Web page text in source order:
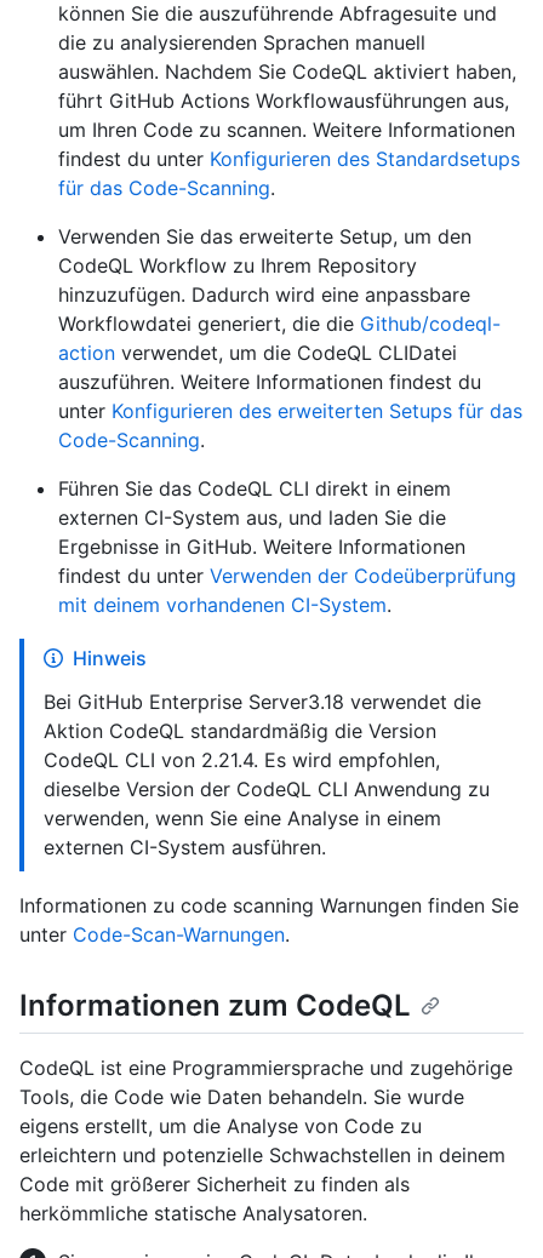
können Sie die auszuführende Abfragesuite und
die zu analysierenden Sprachen manuell
auswählen. Nachdem Sie CodeQL aktiviert haben,
führt GitHub Actions Workflowausführungen aus,
um Ihren Code zu scannen. Weitere Informationen
findest du unter Konfigurieren des Standardsetups
für das Code-Scanning.
Verwenden Sie das erweiterte Setup, um den
CodeQL Workflow zu Ihrem Repository
hinzuzufügen. Dadurch wird eine anpassbare
Workflowdatei generiert, die die Github/codeql-
action verwendet, um die CodeQL CLIDatei
auszuführen. Weitere Informationen findest du
unter Konfigurieren des erweiterten Setups für das
Code-Scanning.
Führen Sie das CodeQL CLI direkt in einem
externen CI-System aus, und laden Sie die
Ergebnisse in GitHub. Weitere Informationen
findest du unter Verwenden der Codeüberprüfung
mit deinem vorhandenen CI-System.
Hinweis
Bei GitHub Enterprise Server3.18 verwendet die
Aktion CodeQL standardmäßig die Version
CodeQL CLI von 2.21.4. Es wird empfohlen,
dieselbe Version der CodeQL CLI Anwendung zu
verwenden, wenn Sie eine Analyse in einem
externen CI-System ausführen.
Informationen zu code scanning Warnungen finden Sie
unter Code-Scan-Warnungen.
Informationen zum CodeQL
CodeQL ist eine Programmiersprache und zugehörige
Tools, die Code wie Daten behandeln. Sie wurde
eigens erstellt, um die Analyse von Code zu
erleichtern und potenzielle Schwachstellen in deinem
Code mit größerer Sicherheit zu finden als
herkömmliche statische Analysatoren.